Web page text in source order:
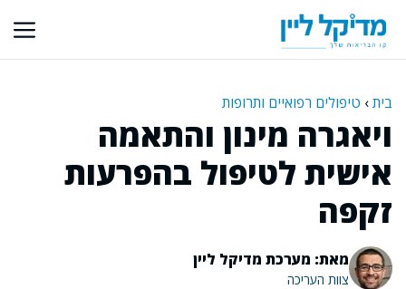
לתוכן
בית› טיפולים רפואיים ותרופות
ויאגרה מינון והתאמה
אישית לטיפול בהפרעות
זקפה
מאת: מערכת מדיקל ליין
צוות העריכה